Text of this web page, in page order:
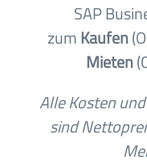
SAP
zumKaufen
Mieten
Alle Kosten
sind